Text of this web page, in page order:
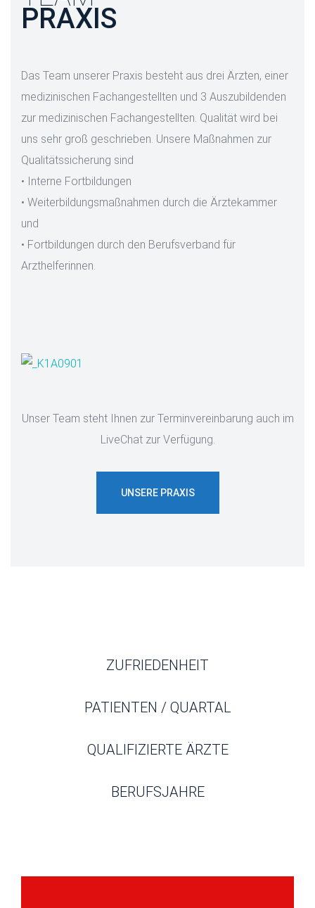
PRAXIS
Das Team unserer Praxis besteht aus drei Ärzten, einer
medizinischen Fachangestellten und 3 Auszubildenden
zur medizinischen Fachangestellten. Qualität wird bei
uns sehr groß geschrieben. Unsere Maßnahmen zur
Qualitätssicherung sind
• Interne Fortbildungen
• Weiterbildungsmaßnahmen durch die Ärztekammer
und
• Fortbildungen durch den Berufsverband für
Arzthelferinnen.
Unser Team steht Ihnen zur Terminvereinbarung auch im
LiveChat zur Verfügung.
UNSERE PRAXIS
ZUFRIEDENHEIT
PATIENTEN / QUARTAL
QUALIFIZIERTE ÄRZTE
BERUFSJAHRE